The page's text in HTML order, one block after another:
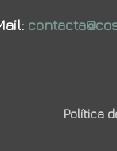
Política